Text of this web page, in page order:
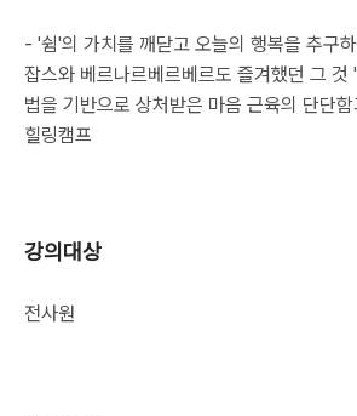
- '쉼'의 가치를 깨닫고 오늘의 행복을 추구
잡스와 베르나르베르베르도 즐겨했던 그
법을 기반으로 상처받은 마음 근육의 단단
힐링캠프
강의대상
전사원